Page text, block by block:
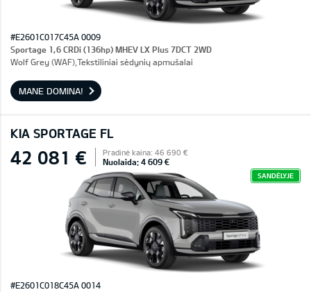
#E2601C017C45A 0009
Sportage 1,6 CRDi (136hp) MHEV LX Plus 7DCT 2WD
Wolf Grey (WAF),Tekstiliniai sėdynių apmušalai
MANE DOMINA!
KIA SPORTAGE FL
42 081 € Pradinė kaina: 46 690 €
Nuolaida: 4 609 €
SANDĖLYJE
#E2601C018C45A 0014